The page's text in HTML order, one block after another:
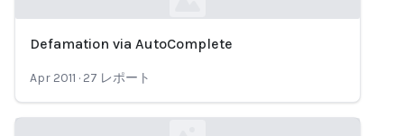
Defamation via AutoComplete
Apr 2011 · 27 レポート